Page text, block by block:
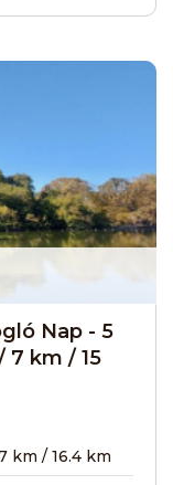
Nap - 5
7 km / 15
km / 16.4 km